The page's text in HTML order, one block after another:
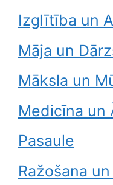
Izglītība un
Māja un
Māksla un
Medicīna un
Pasaule
Ražošana